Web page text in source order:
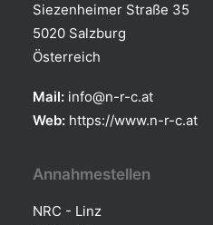
Siezenheimer Straße 35
5020 Salzburg
Österreich
Mail: info@n-r-c.at
Web: https://www.n-r-c.at
Annahmestellen
NRC - Linz